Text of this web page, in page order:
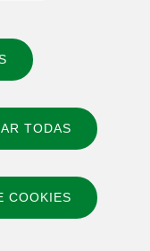
Política de cookies
Canal de denuncias
TODAS
COOKIES